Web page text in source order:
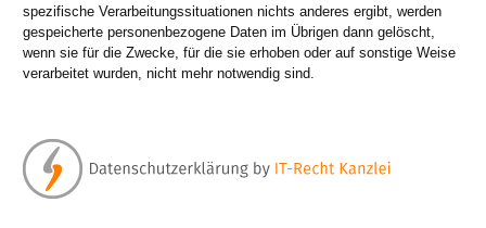
spezifische Verarbeitungssituationen nichts anderes ergibt, werden
gespeicherte personenbezogene Daten im Übrigen dann gelöscht,
wenn sie für die Zwecke, für die sie erhoben oder auf sonstige Weise
verarbeitet wurden, nicht mehr notwendig sind.